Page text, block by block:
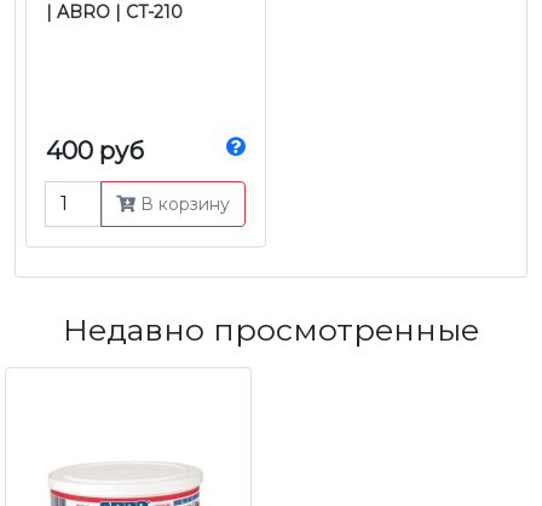
| ABRO | CT-210
400 руб
В корзину
Недавно просмотренные